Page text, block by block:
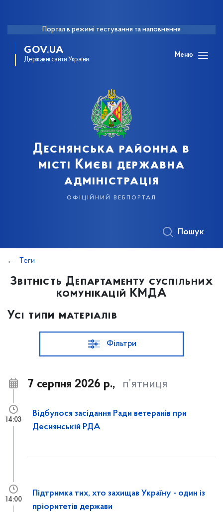
Портал в режимі тестування та наповнення
GOV.UA
Державні сайти України
Меню
Деснянська районна в
місті Києві державна
адміністрація
офіційний вебпортал
Пошук
Теги
Звітність Департаменту суспільних
комунікацій КМДА
Усі типи матеріалів
Фільтри
7 серпня 2026 р., п’ятниця
Відбулося засідання Ради ветеранів при
Деснянській РДА
14:03
Підтримка тих, хто захищав Україну - один із
пріоритетів держави
14:00